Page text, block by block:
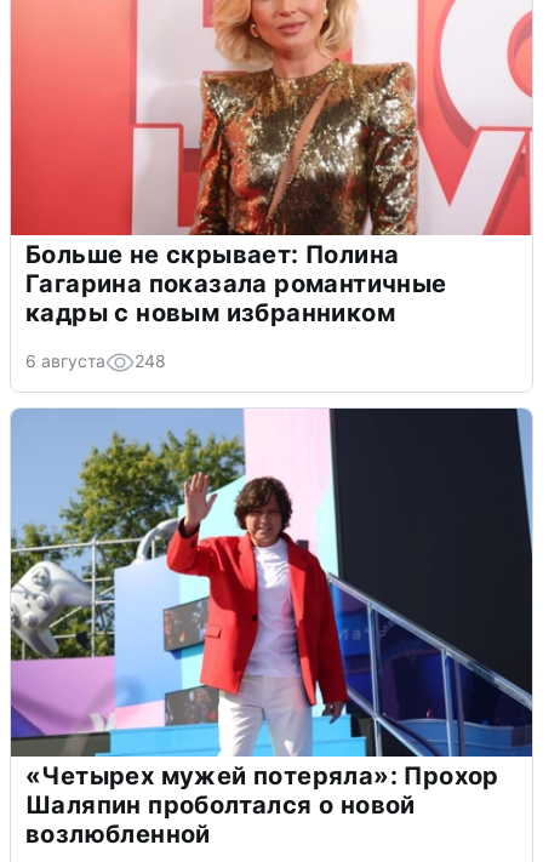
Больше не скрывает: Полина
Гагарина показала романтичные
кадры с новым избранником
6 августа 248
«Четырех мужей потеряла»: Прохор
Шаляпин проболтался о новой
возлюбленной